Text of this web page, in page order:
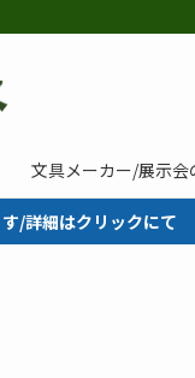
文具メーカー/展示会
/詳細はクリックにて